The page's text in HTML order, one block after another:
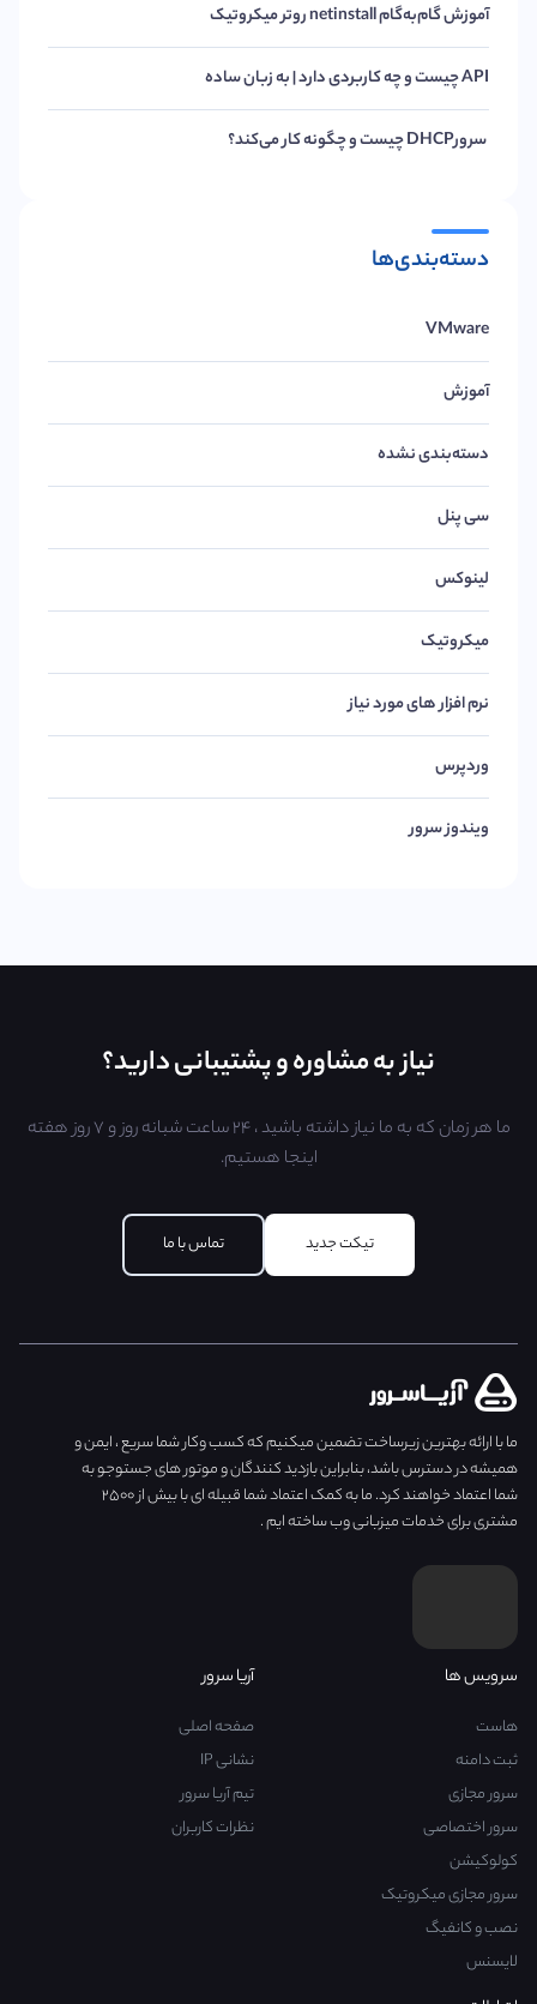
آموزش گام‌به‌گام netinstall روتر میکروتیک
API چیست و چه کاربردی دارد | به زبان ساده
سرورDHCP چیست و چگونه کار می‌کند؟
دسته‌بندی‌ها
VMware
آموزش
دسته‌بندی نشده
سی پنل
لینوکس
میکروتیک
نرم افزار های مورد نیاز
وردپرس
ویندوز سرور
نیاز به مشاوره و پشتیبانی دارید؟
ما هر زمان که به ما نیاز داشته باشید ، ۲۴ ساعت شبانه روز و ۷ روز هفته
اینجا هستیم.
تیکت جدید تماس با ما
ما با ارائه بهترین زیرساخت تضمین میکنیم که کسب وکار شما سریع ، ایمن و
همیشه در دسترس باشد، بنابراین بازدید کنندگان و موتور های جستوجو به
شما اعتماد خواهند کرد. ما به کمک اعتماد شما قبیله ای با بیش از ۲۵۰۰
مشتری برای خدمات میزبانی وب ساخته ایم .
سرویس ها
هاست
ثبت دامنه
سرور مجازی
سرور اختصاصی
کولوکیشن
سرور مجازی میکروتیک
نصب و کانفیگ
لایسنس
آریا سرور
صفحه اصلی
نشانی IP
تیم آریا سرور
نظرات کاربران